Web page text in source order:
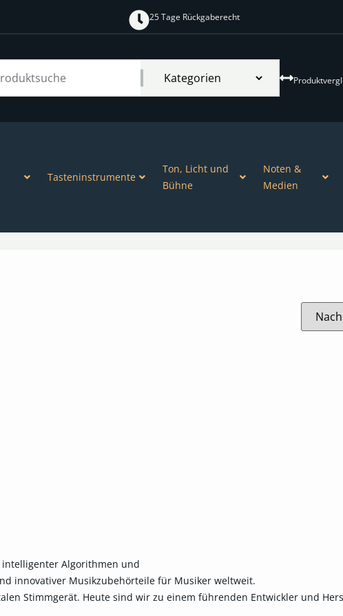
25 Tage Rückgaberecht
Tasteninstrumente
Ton, Licht und
Bühne
Noten &
Medien
intelligenter Algorithmen und
innovativer Musikzubehörteile für Musiker weltweit.
Stimmgerät. Heute sind wir zu einem führenden Entwickler und